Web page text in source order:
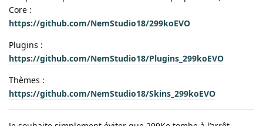
Core :
https://github.com/NemStudio18/299koEVO
Plugins :
https://github.com/NemStudio18/Plugins_299koEVO
Thèmes :
https://github.com/NemStudio18/Skins_299koEVO